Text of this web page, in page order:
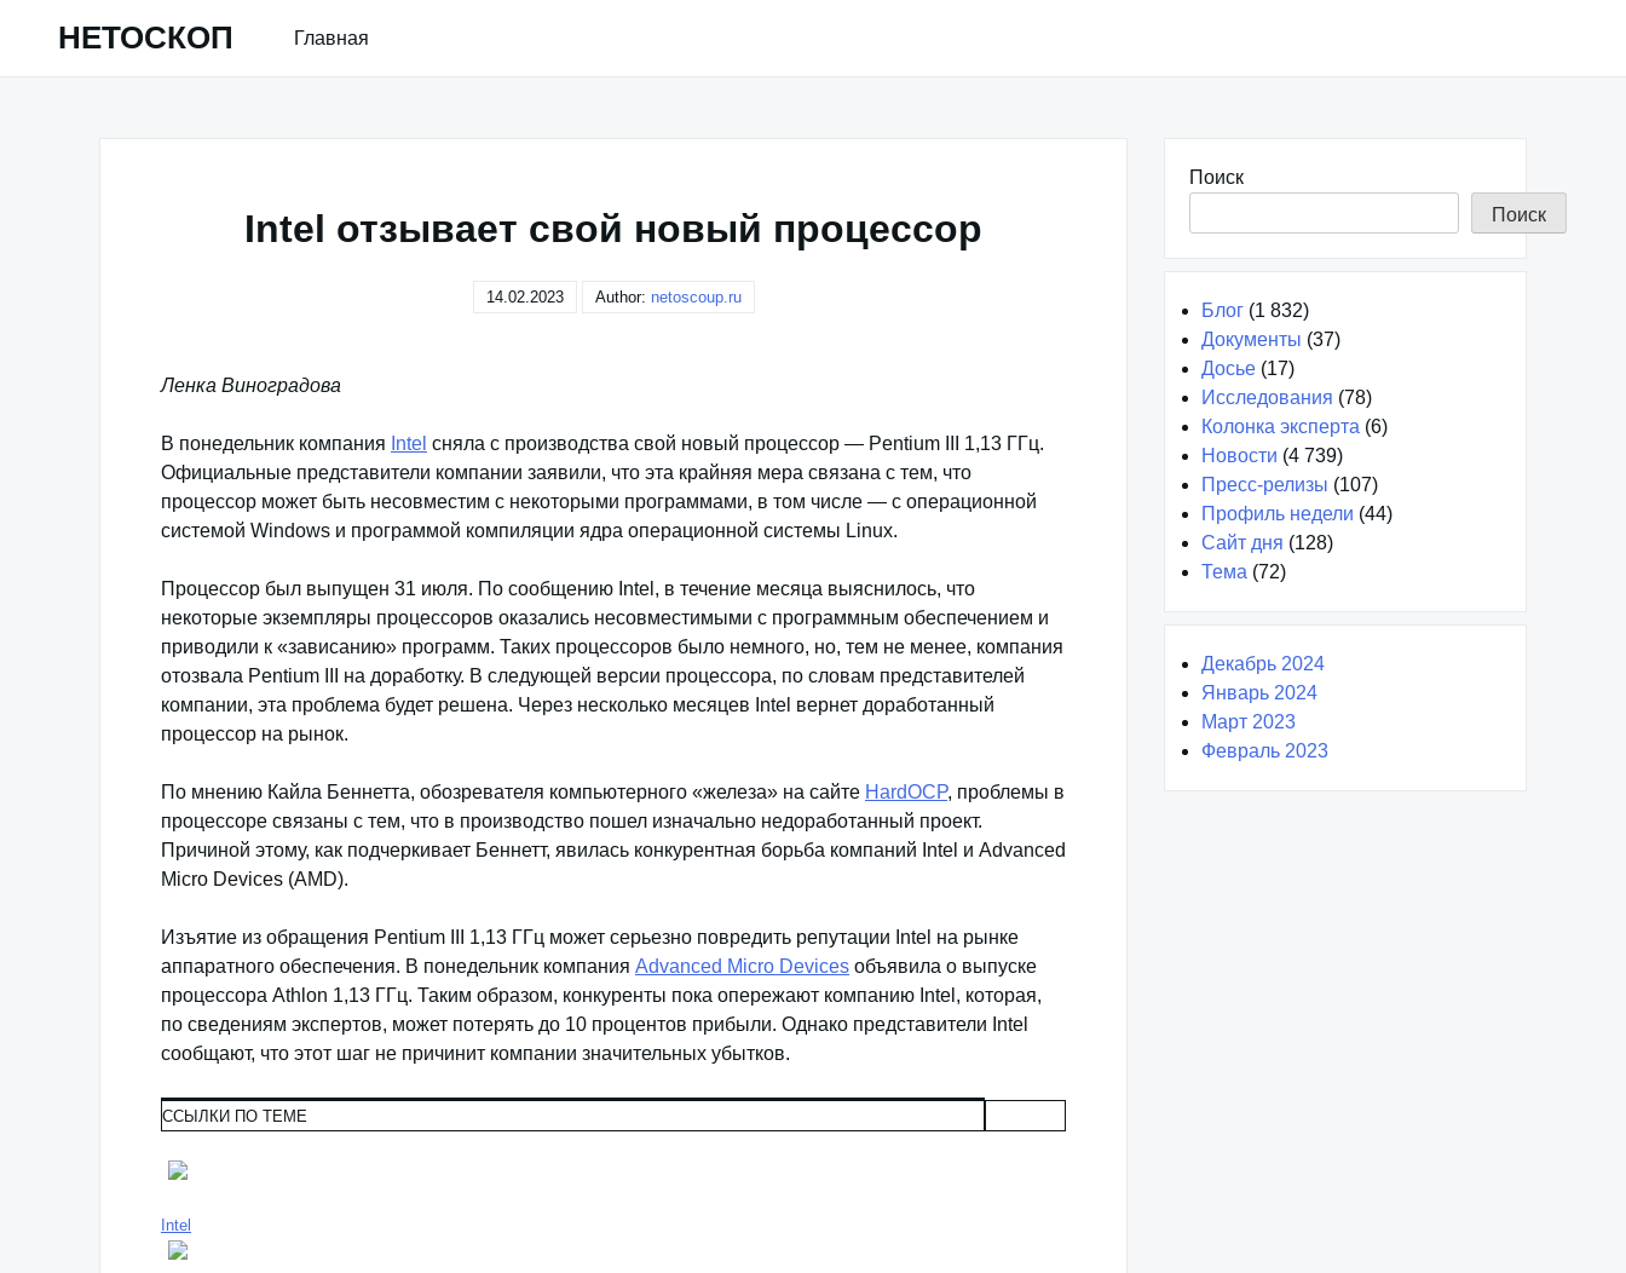
НЕТОСКОП Главная
Intel отзывает свой новый процессор
14.02.2023 Author: netoscoup.ru
Ленка Виноградова
В понедельник компания Intel сняла с производства свой новый процессор — Pentium III 1,13 ГГц.
Официальные представители компании заявили, что эта крайняя мера связана с тем, что
процессор может быть несовместим с некоторыми программами, в том числе — с операционной
системой Windows и программой компиляции ядра операционной системы Linux.
Процессор был выпущен 31 июля. По сообщению Intel, в течение месяца выяснилось, что
некоторые экземпляры процессоров оказались несовместимыми с программным обеспечением и
приводили к «зависанию» программ. Таких процессоров было немного, но, тем не менее, компания
отозвала Pentium III на доработку. В следующей версии процессора, по словам представителей
компании, эта проблема будет решена. Через несколько месяцев Intel вернет доработанный
процессор на рынок.
По мнению Кайла Беннетта, обозревателя компьютерного «железа» на сайте HardOCP, проблемы в
процессоре связаны с тем, что в производство пошел изначально недоработанный проект.
Причиной этому, как подчеркивает Беннетт, явилась конкурентная борьба компаний Intel и Advanced
Micro Devices (AMD).
Изъятие из обращения Pentium III 1,13 ГГц может серьезно повредить репутации Intel на рынке
аппаратного обеспечения. В понедельник компания Advanced Micro Devices объявила о выпуске
процессора Athlon 1,13 ГГц. Таким образом, конкуренты пока опережают компанию Intel, которая,
по сведениям экспертов, может потерять до 10 процентов прибыли. Однако представители Intel
сообщают, что этот шаг не причинит компании значительных убытков.
ССЫЛКИ ПО ТЕМЕ
Intel
Поиск
Поиск
Блог (1 832)
Документы (37)
Досье (17)
Исследования (78)
Колонка эксперта (6)
Новости (4 739)
Пресс-релизы (107)
Профиль недели (44)
Сайт дня (128)
Тема (72)
Декабрь 2024
Январь 2024
Март 2023
Февраль 2023